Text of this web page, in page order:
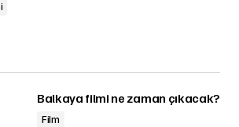
Balkaya filmi ne zaman çıkacak?
Film